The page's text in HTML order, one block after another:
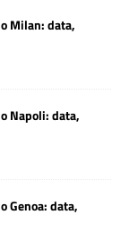
Milan: data,
Napoli: data,
Genoa: data,